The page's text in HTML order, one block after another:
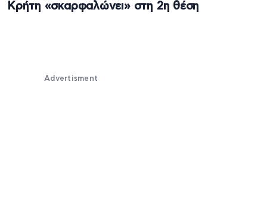
Κρήτη «σκαρφαλώνει» στη 2η θέση
Advertisment